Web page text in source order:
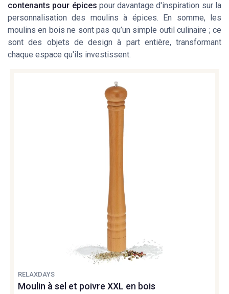
contenants pour épices pour davantage d'inspiration sur la
personnalisation des moulins à épices. En somme, les
moulins en bois ne sont pas qu’un simple outil culinaire ; ce
sont des objets de design à part entière, transformant
chaque espace qu'ils investissent.
RELAXDAYS
Moulin à sel et poivre XXL en bois